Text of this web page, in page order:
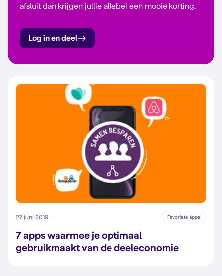
afsluit dan krijgen jullie allebei een mooie korting.
Log in en deel
27 juni 2019 Favoriete apps
7 apps waarmee je optimaal
gebruikmaakt van de deeleconomie